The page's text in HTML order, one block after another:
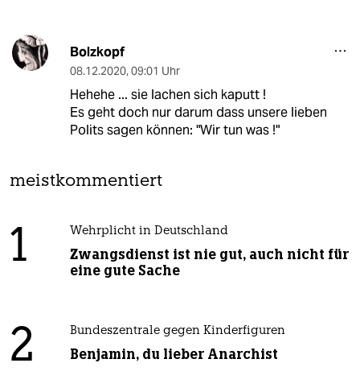
Bolzkopf
08.12.2020, 09:01 Uhr
Hehehe ... sie lachen sich kaputt !
Es geht doch nur darum dass unsere lieben
Polits sagen können: "Wir tun was !"
meistkommentiert
1 Wehrplicht in Deutschland
Zwangsdienst ist nie gut, auch nicht für
eine gute Sache
2 Bundeszentrale gegen Kinderfiguren
Benjamin, du lieber Anarchist